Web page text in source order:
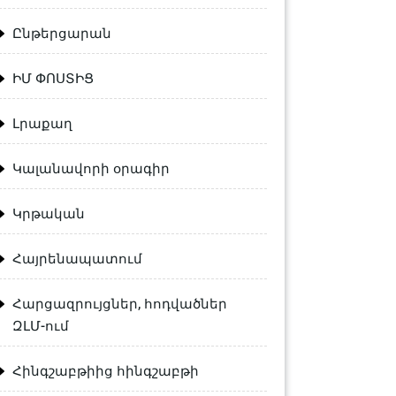
Ընթերցարան
ԻՄ ՓՈՍՏԻՑ
Լրաքաղ
Կալանավորի օրագիր
Կրթական
Հայրենապատում
Հարցազրույցներ, հոդվածներ
ԶԼՄ-ում
Հինգշաբթիից հինգշաբթի